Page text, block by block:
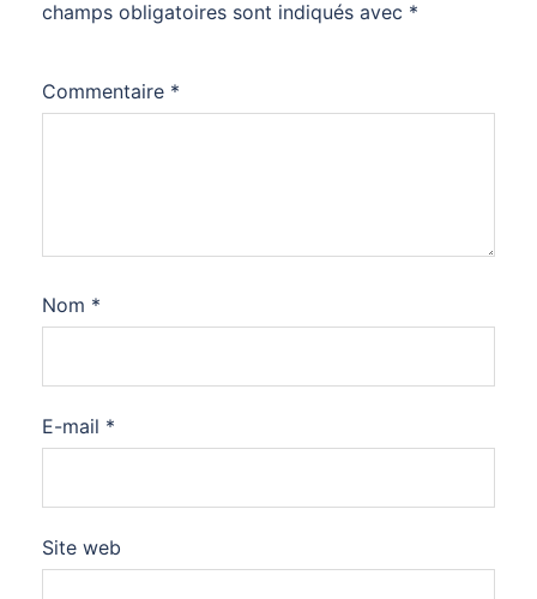
champs obligatoires sont indiqués avec *
Commentaire *
Nom *
E-mail *
Site web